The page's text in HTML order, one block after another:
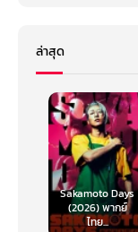
ล่าสุด
Sakamoto Days
(2026) พากย์
ไทย...